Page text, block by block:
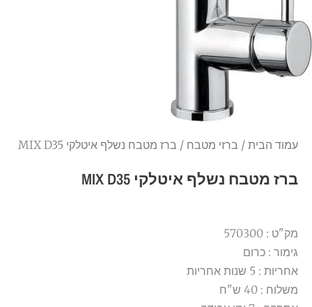
עמוד הבית / ברזי מטבח / ברז מטבח נשלף איטלקי MIX D35
ברז מטבח נשלף איטלקי MIX D35
מק"ט : 570300
גימור : כרום
אחריות : 5 שנות אחריות
משלוח : 40 ש"ח